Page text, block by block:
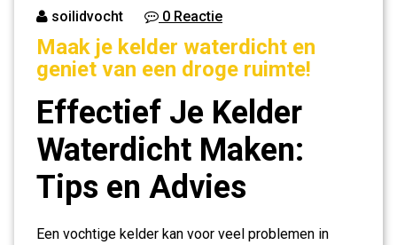
soilidvocht 0 Reactie
Maak je kelder waterdicht en
geniet van een droge ruimte!
Effectief Je Kelder
Waterdicht Maken:
Tips en Advies
Een vochtige kelder kan voor veel problemen in